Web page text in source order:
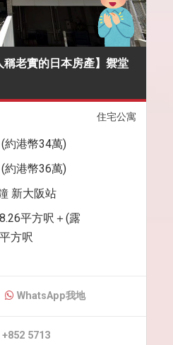
稱老實的日本房產】禦堂
住宅公寓
約港幣34萬)
約港幣36萬)
新大阪站
平方呎＋(露
方呎
WhatsApp我地
5713